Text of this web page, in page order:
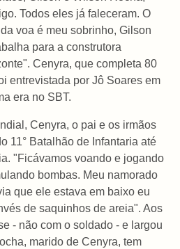
Todos eles já faleceram. O
voa é meu sobrinho, Gilson
para a construtora
Cenyra, que completa 80
entrevistada por Jô Soares em
era no SBT.
Cenyra, o pai e os irmãos
11° Batalhão de Infantaria até
"Ficávamos voando e jogando
bombas. Meu namorado
que ele estava em baixo eu
de saquinhos de areia". Aos
- não com o soldado - e largou
marido de Cenyra, tem